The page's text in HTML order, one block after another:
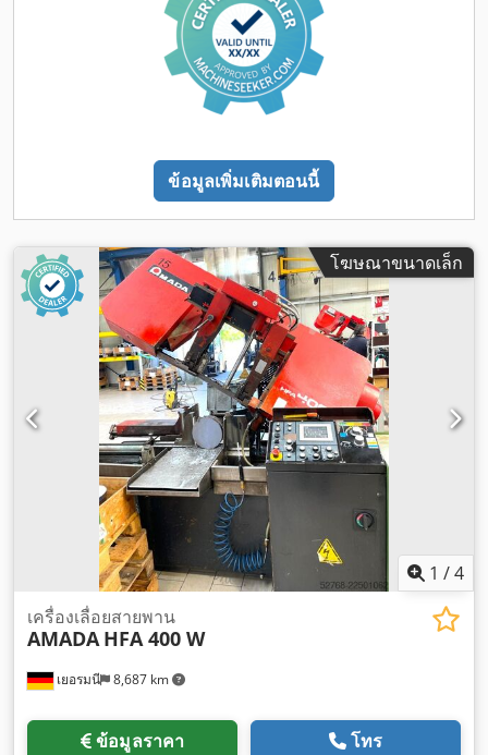
ข้อมูลเพิ่มเติมตอนนี้
โฆษณาขนาดเล็ก
1 /4
เยอรมนี 8,687 km
เครื่องเลื่อยสายพาน
AMADA HFA 400 W
ข้อมูลราคา โทร